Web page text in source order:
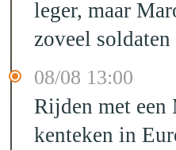
leger, maar
zoveel soldaten
08/08 13:00
Rijden met een
kenteken in